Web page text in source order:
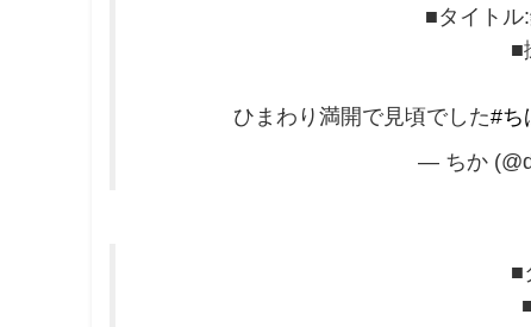
■タイトル
■
ひまわり満開で見頃でした#ち
— ちか
■